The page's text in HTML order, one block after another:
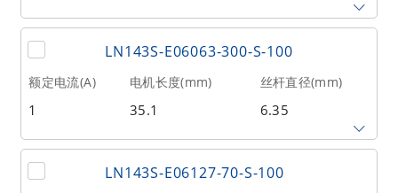
2 20 0.21
丝杆导程(mm) 丝杆长度(mm) 额定推力(N
@300RPM)
相数 转子惯量(g•cm²) 重量(kg)
2 20 0.21
LN143S-E06063-300-S-100
额定电流(A) 电机长度(mm) 丝杆直径(mm)
1 35.1 6.35
丝杆导程(mm) 丝杆长度(mm) 额定推力(N
@300RPM)
LN143S-E06127-70-S-100